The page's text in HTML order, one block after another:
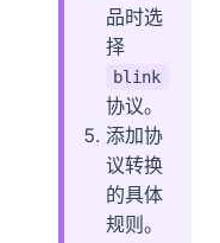
品时选
择
blink
协议。
添加协
议转换
的具体
规则。